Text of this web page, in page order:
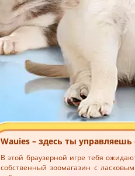
Wauies – здесь ты
В этой браузерной игре тебя
собственный зоомагазин с